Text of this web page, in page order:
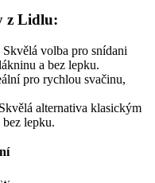
z Lidlu:
Skvělá volba pro snídani
a bez lepku.
pro rychlou svačinu,
alternativa klasickým
lepku.